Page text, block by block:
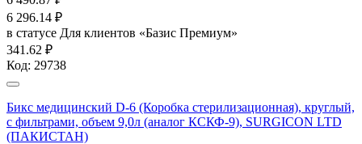
6 296.14 ₽
в статусе Для клиентов «Базис Премиум»
341.62 ₽
Код: 29738
Бикс медицинский D-6 (Коробка стерилизационная), круглый,
с фильтрами, объем 9,0л (аналог КСКФ-9), SURGICON LTD
(ПАКИСТАН)